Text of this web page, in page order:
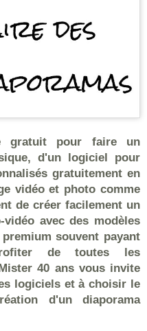
gratuit pour faire un
d'un logiciel pour
gratuitement en
vidéo et photo comme
de créer facilement un
avec des modèles
souvent payant
de toutes les
40 ans vous invite
logiciels et à choisir le
d'un diaporama